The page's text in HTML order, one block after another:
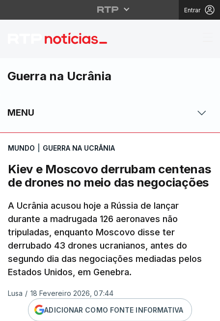
Entrar
Kiev e Moscovo
Guerra na Ucrânia
MENU
MUNDO GUERRA NA UCRÂNIA
Kiev e Moscovo derrubam centenas
de drones no meio das negociações
A Ucrânia acusou hoje a Rússia de lançar
durante a madrugada 126 aeronaves não
tripuladas, enquanto Moscovo disse ter
derrubado 43 drones ucranianos, antes do
segundo dia das negociações mediadas pelos
Estados Unidos, em Genebra.
Lusa / 18 Fevereiro 2026, 07:44
ADICIONAR COMO FONTE INFORMATIVA